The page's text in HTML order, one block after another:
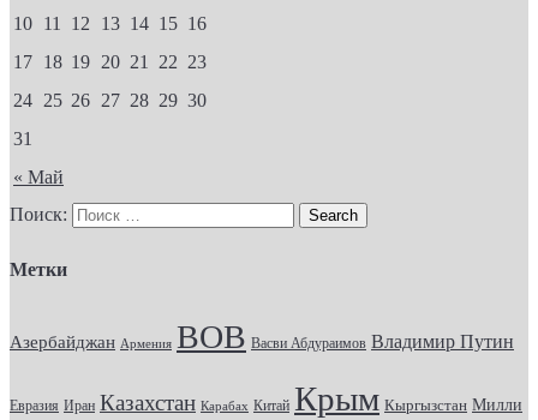
« Май
10 11 12 13 14 15 16
17 18 19 20 21 22 23
24 25 26 27 28 29 30
31
Поиск:
Метки
Азербайджан Армения ВОВ Васви Абдураимов Владимир Путин
Евразия Иран Казахстан Карабах Китай Крым Кыргызстан Милли